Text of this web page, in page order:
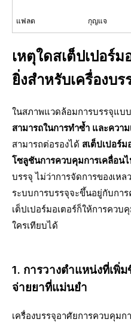
แฟลต กุญแจ
เหตุใดสเต็ปเปอร์ม
ยิ่งสำหรับเครื่องบร
ในสภาพแวดล้อมการบรรจุแบ
สามารถในการทำซ้ำ และควา
สามารถต่อรองได้ สเต็ปเปอร์
โซลูชันการควบคุมการเคลื่อน
บรรจุ ไม่ว่าการจัดการของเห
ระบบการบรรจุจะขึ้นอยู่กับก
เต็ปเปอร์มอเตอร์ก็ให้การคว
ใครเทียบได้
1. การวางตำแหน่งที่เพิ่
จ่ายยาที่แม่นยำ
เครื่องบรรจุอาศัยการควบคุมก